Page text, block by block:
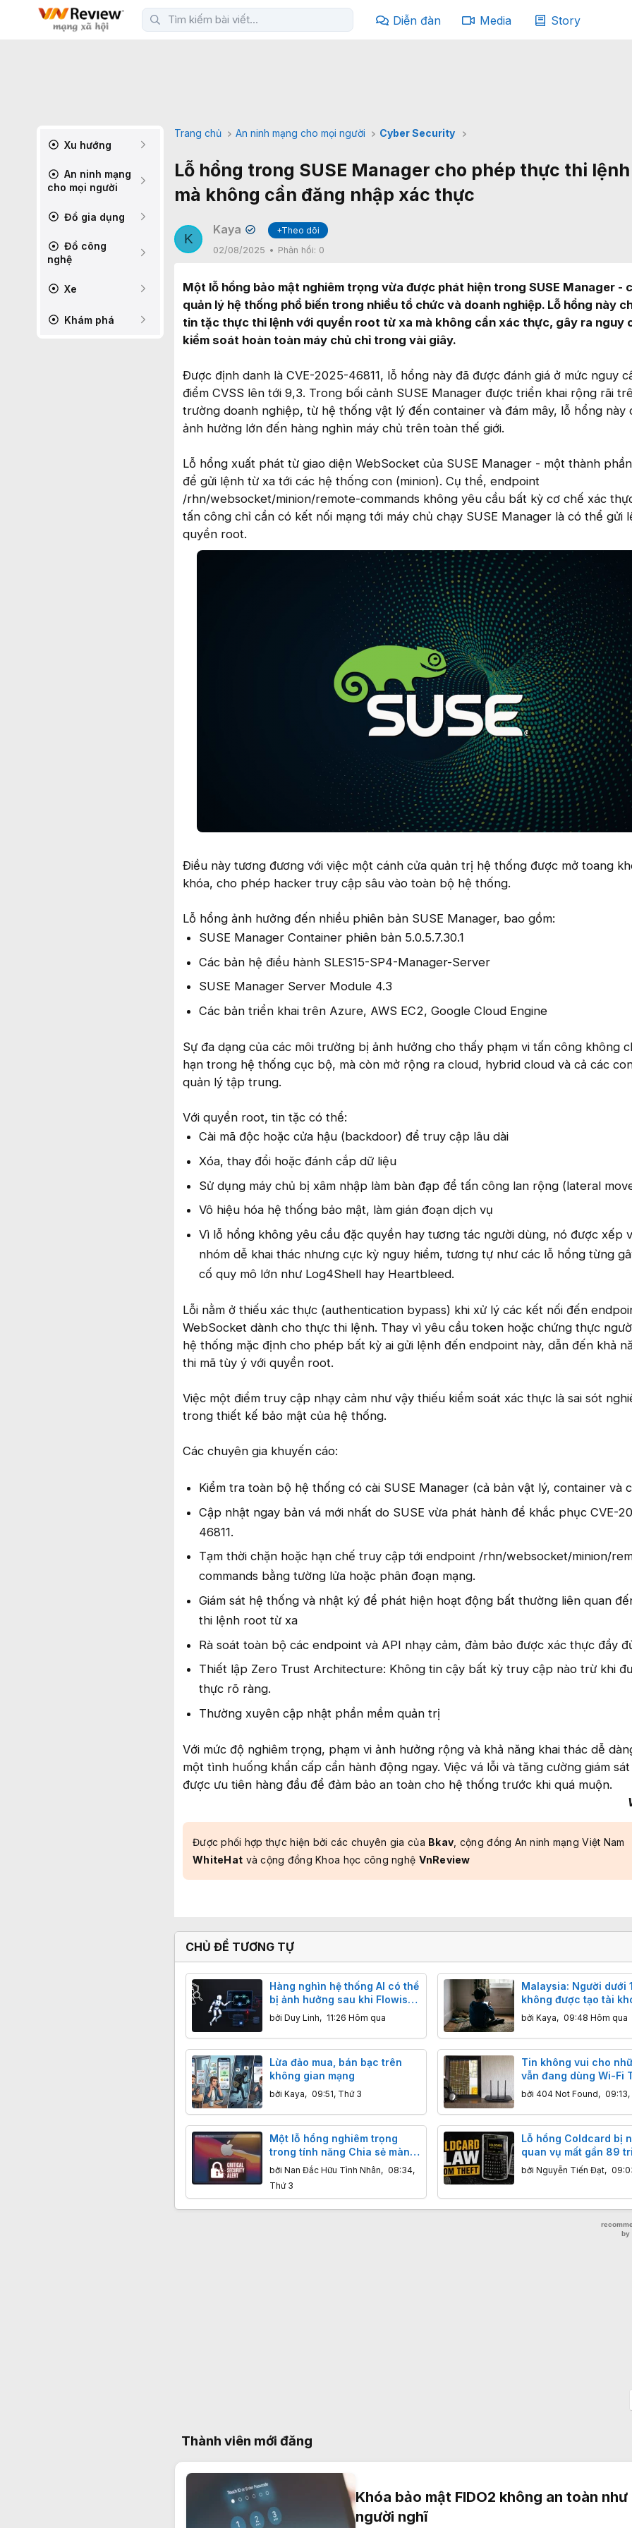
Diễn đàn Media Story
Xu hướng
An ninh mạng
cho mọi người
Đồ gia dụng
Đồ công
nghệ
Xe
Khám phá
Trang chủ An ninh mạng cho mọi người Cyber Security
Lỗ hổng trong SUSE Manager cho phép thực thi
mà không cần đăng nhập xác thực
K
Kaya ✔
+Theo dõi
02/08/2025
Phản hồi: 0
Một lỗ hổng bảo mật nghiêm trọng vừa được phát hiện trong SUSE Manager -
quản lý hệ thống phổ biến trong nhiều tổ chức và doanh nghiệp. Lỗ hổng này
tin tặc thực thi lệnh với quyền root từ xa mà không cần xác thực, gây ra nguy
kiểm soát hoàn toàn máy chủ chỉ trong vài giây.
Được định danh là CVE-2025-46811, lỗ hổng này đã được đánh giá ở mức nguy
điểm CVSS lên tới 9,3. Trong bối cảnh SUSE Manager được triển khai rộng rãi
trường doanh nghiệp, từ hệ thống vật lý đến container và đám mây, lỗ hổng này
ảnh hưởng lớn đến hàng nghìn máy chủ trên toàn thế giới.
Lỗ hổng xuất phát từ giao diện WebSocket của SUSE Manager - một thành
để gửi lệnh từ xa tới các hệ thống con (minion). Cụ thể, endpoint
/rhn/websocket/minion/remote-commands không yêu cầu bất kỳ cơ chế xác
tấn công chỉ cần có kết nối mạng tới máy chủ chạy SUSE Manager là có thể gửi
quyền root.
Điều này tương đương với việc một cánh cửa quản trị hệ thống được mở toang
khóa, cho phép hacker truy cập sâu vào toàn bộ hệ thống.
Lỗ hổng ảnh hưởng đến nhiều phiên bản SUSE Manager, bao gồm:
SUSE Manager Container phiên bản 5.0.5.7.30.1
Các bản hệ điều hành SLES15-SP4-Manager-Server
SUSE Manager Server Module 4.3
Các bản triển khai trên Azure, AWS EC2, Google Cloud Engine
Sự đa dạng của các môi trường bị ảnh hưởng cho thấy phạm vi tấn công không
hạn trong hệ thống cục bộ, mà còn mở rộng ra cloud, hybrid cloud và cả các
quản lý tập trung.
Với quyền root, tin tặc có thể:
Cài mã độc hoặc cửa hậu (backdoor) để truy cập lâu dài
Xóa, thay đổi hoặc đánh cắp dữ liệu
Sử dụng máy chủ bị xâm nhập làm bàn đạp để tấn công lan rộng (lateral
Vô hiệu hóa hệ thống bảo mật, làm gián đoạn dịch vụ
Vì lỗ hổng không yêu cầu đặc quyền hay tương tác người dùng, nó được xếp
nhóm dễ khai thác nhưng cực kỳ nguy hiểm, tương tự như các lỗ hổng từng
cố quy mô lớn như Log4Shell hay Heartbleed.
Lỗi nằm ở thiếu xác thực (authentication bypass) khi xử lý các kết nối đến
WebSocket dành cho thực thi lệnh. Thay vì yêu cầu token hoặc chứng thực
hệ thống mặc định cho phép bất kỳ ai gửi lệnh đến endpoint này, dẫn đến khả
thi mã tùy ý với quyền root.
Việc một điểm truy cập nhạy cảm như vậy thiếu kiểm soát xác thực là sai sót
trong thiết kế bảo mật của hệ thống.
Các chuyên gia khuyến cáo:
Kiểm tra toàn bộ hệ thống có cài SUSE Manager (cả bản vật lý, container và
Cập nhật ngay bản vá mới nhất do SUSE vừa phát hành để khắc phục CVE-
46811.
Tạm thời chặn hoặc hạn chế truy cập tới endpoint /rhn/websocket/minion/
commands bằng tường lửa hoặc phân đoạn mạng.
Giám sát hệ thống và nhật ký để phát hiện hoạt động bất thường liên quan
thi lệnh root từ xa
Rà soát toàn bộ các endpoint và API nhạy cảm, đảm bảo được xác thực đầy
Thiết lập Zero Trust Architecture: Không tin cậy bất kỳ truy cập nào trừ khi
thực rõ ràng.
Thường xuyên cập nhật phần mềm quản trị
Với mức độ nghiêm trọng, phạm vi ảnh hưởng rộng và khả năng khai thác dễ
một tình huống khẩn cấp cần hành động ngay. Việc vá lỗi và tăng cường giám
được ưu tiên hàng đầu để đảm bảo an toàn cho hệ thống trước khi quá muộn.
Được phối hợp thực hiện bởi các chuyên gia của Bkav, cộng đồng An ninh mạng Việt Nam
WhiteHat và cộng đồng Khoa học công nghệ VnReview
CHỦ ĐỀ TƯƠNG TỰ
Hàng nghìn hệ thống AI có thể
bị ảnh hưởng sau khi Flowise
lộ 6 lỗ hổng nghiêm trọng
bởi Duy Linh, 11:26 Hôm qua
Malaysia: Người dưới
không được tạo tài
mạng xã hội
bởi Kaya, 09:48 Hôm qua
Lừa đảo mua, bán bạc trên
không gian mạng
bởi Kaya, 09:51, Thứ 3
Tin không vui cho
vẫn đang dùng Wi-Fi
đời cũ
bởi 404 Not Found,
Một lỗ hổng nghiêm trọng
trong tính năng Chia sẻ màn
hình của macOS có thể cho
phép tin tặc chiếm quyền điều
khiển máy Mac từ xa
bởi Nan Đắc Hữu Tình Nhân, 08:34,
Thứ 3
Lỗ hổng Coldcard bị
quan vụ mất gần 89
Bitcoin
bởi Nguyễn Tiến Đạt,
Thành viên mới đăng
Khóa bảo mật FIDO2 không an toàn như
người nghĩ